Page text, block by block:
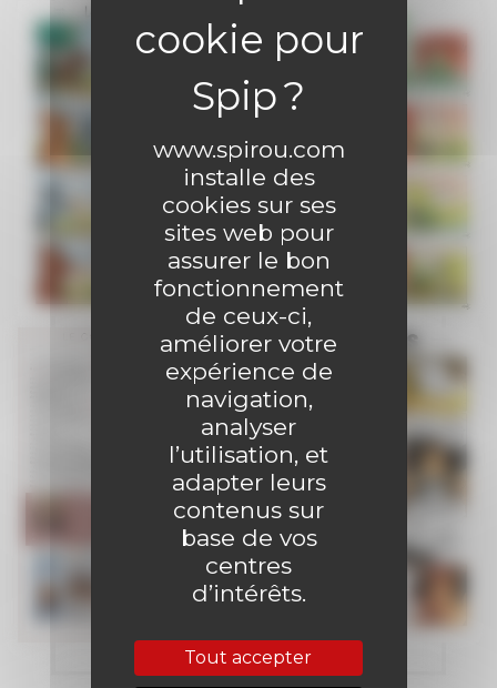
www.spirou.com
installe des
cookies sur ses
sites web pour
assurer le bon
fonctionnement
de ceux-ci,
améliorer votre
expérience de
navigation,
analyser
l’utilisation, et
adapter leurs
contenus sur
base de vos
centres
d’intérêts.
Tout accepter